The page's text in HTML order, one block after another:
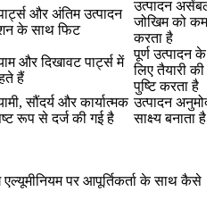
और अंतिम उत्पादन
के साथ फिट
उत्पादन
जोखिम को कम
करता है
और दिखावट पार्ट्स में
हैं
पूर्ण उत्पादन के
लिए तैयारी की
पुष्टि करता है
सौंदर्य और कार्यात्मक
रूप से दर्ज की गई है
उत्पादन
साक्ष्य बनाता है
एल्यूमीनियम पर आपूर्तिकर्ता के साथ कैसे